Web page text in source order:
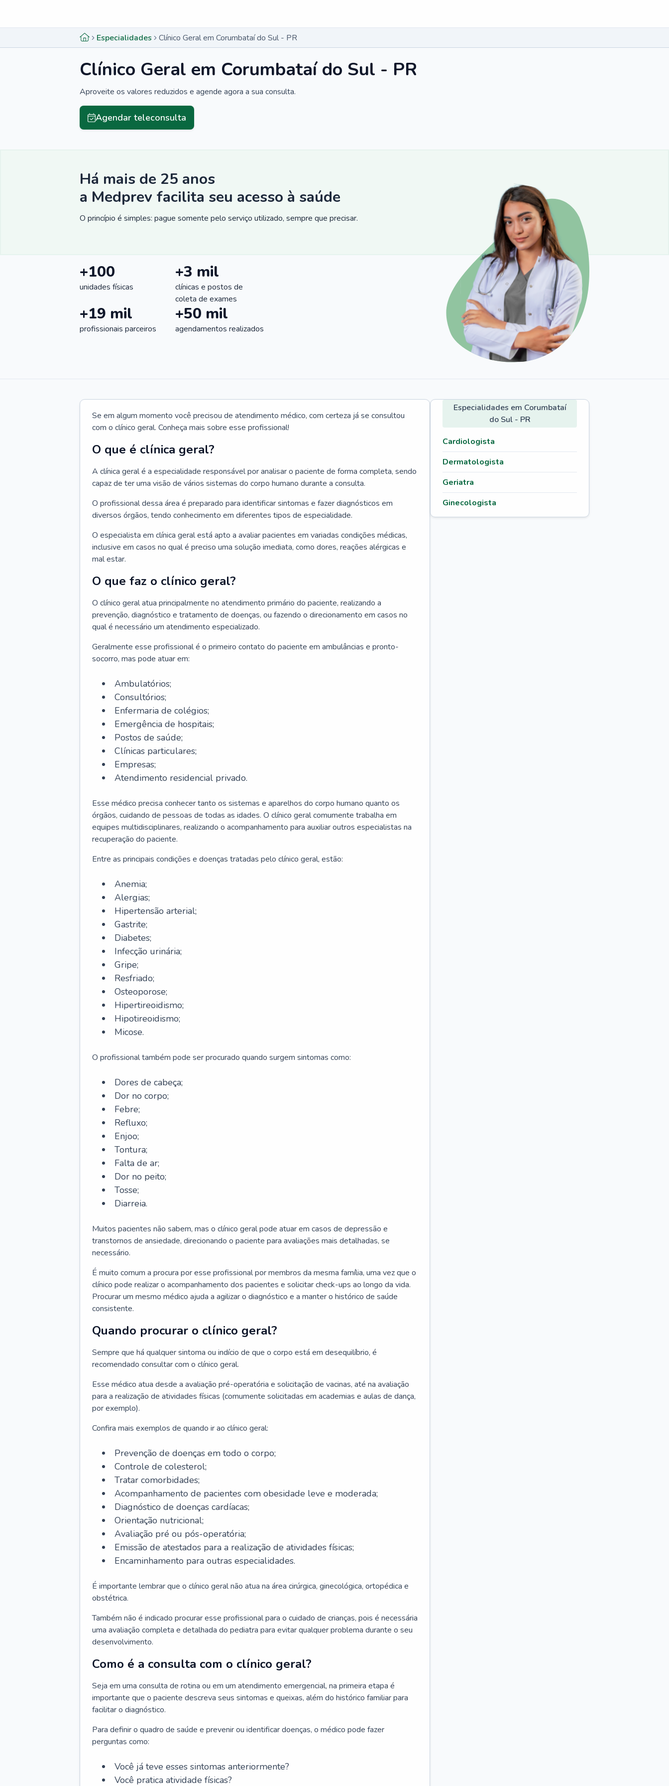
Especialidades Clínico Geral em Corumbataí do Sul - PR
Clínico Geral em Corumbataí do Sul - PR
Aproveite os valores reduzidos e agende agora a sua consulta.
Agendar teleconsulta
Há mais de 25 anos
a Medprev facilita seu acesso à saúde
O princípio é simples: pague somente pelo serviço utilizado, sempre que precisar.
+100
unidades físicas
+3 mil
clínicas e postos de
coleta de exames
+19 mil
profissionais parceiros
+50 mil
agendamentos realizados
Se em algum momento você precisou de atendimento médico, com certeza já se consultou
com o clínico geral. Conheça mais sobre esse profissional!
O que é clínica geral?
A clínica geral é a especialidade responsável por analisar o paciente de forma completa, sendo
capaz de ter uma visão de vários sistemas do corpo humano durante a consulta.
O profissional dessa área é preparado para identificar sintomas e fazer diagnósticos em
diversos órgãos, tendo conhecimento em diferentes tipos de especialidade.
O especialista em clínica geral está apto a avaliar pacientes em variadas condições médicas,
inclusive em casos no qual é preciso uma solução imediata, como dores, reações alérgicas e
mal estar.
O que faz o clínico geral?
O clínico geral atua principalmente no atendimento primário do paciente, realizando a
prevenção, diagnóstico e tratamento de doenças, ou fazendo o direcionamento em casos no
qual é necessário um atendimento especializado.
Geralmente esse profissional é o primeiro contato do paciente em ambulâncias e pronto-
socorro, mas pode atuar em:
Ambulatórios;
Consultórios;
Enfermaria de colégios;
Emergência de hospitais;
Postos de saúde;
Clínicas particulares;
Empresas;
Atendimento residencial privado.
Esse médico precisa conhecer tanto os sistemas e aparelhos do corpo humano quanto os
órgãos, cuidando de pessoas de todas as idades. O clínico geral comumente trabalha em
equipes multidisciplinares, realizando o acompanhamento para auxiliar outros especialistas na
recuperação do paciente.
Entre as principais condições e doenças tratadas pelo clínico geral, estão:
Anemia;
Alergias;
Hipertensão arterial;
Gastrite;
Diabetes;
Infecção urinária;
Gripe;
Resfriado;
Osteoporose;
Hipertireoidismo;
Hipotireoidismo;
Micose.
O profissional também pode ser procurado quando surgem sintomas como:
Dores de cabeça;
Dor no corpo;
Febre;
Refluxo;
Enjoo;
Tontura;
Falta de ar;
Dor no peito;
Tosse;
Diarreia.
Muitos pacientes não sabem, mas o clínico geral pode atuar em casos de depressão e
transtornos de ansiedade, direcionando o paciente para avaliações mais detalhadas, se
necessário.
É muito comum a procura por esse profissional por membros da mesma família, uma vez que o
clínico pode realizar o acompanhamento dos pacientes e solicitar check-ups ao longo da vida.
Procurar um mesmo médico ajuda a agilizar o diagnóstico e a manter o histórico de saúde
consistente.
Quando procurar o clínico geral?
Sempre que há qualquer sintoma ou indício de que o corpo está em desequilíbrio, é
recomendado consultar com o clínico geral.
Esse médico atua desde a avaliação pré-operatória e solicitação de vacinas, até na avaliação
para a realização de atividades físicas (comumente solicitadas em academias e aulas de dança,
por exemplo).
Confira mais exemplos de quando ir ao clínico geral:
Prevenção de doenças em todo o corpo;
Controle de colesterol;
Tratar comorbidades;
Acompanhamento de pacientes com obesidade leve e moderada;
Diagnóstico de doenças cardíacas;
Orientação nutricional;
Avaliação pré ou pós-operatória;
Emissão de atestados para a realização de atividades físicas;
Encaminhamento para outras especialidades.
É importante lembrar que o clínico geral não atua na área cirúrgica, ginecológica, ortopédica e
obstétrica.
Também não é indicado procurar esse profissional para o cuidado de crianças, pois é necessária
uma avaliação completa e detalhada do pediatra para evitar qualquer problema durante o seu
desenvolvimento.
Como é a consulta com o clínico geral?
Seja em uma consulta de rotina ou em um atendimento emergencial, na primeira etapa é
importante que o paciente descreva seus sintomas e queixas, além do histórico familiar para
facilitar o diagnóstico.
Para definir o quadro de saúde e prevenir ou identificar doenças, o médico pode fazer
perguntas como:
Você já teve esses sintomas anteriormente?
Você pratica atividade físicas?
Especialidades em Corumbataí
do Sul - PR
Cardiologista
Dermatologista
Geriatra
Ginecologista